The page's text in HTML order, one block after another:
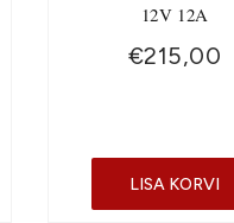
12V 12A
€215,00
LISA KORVI